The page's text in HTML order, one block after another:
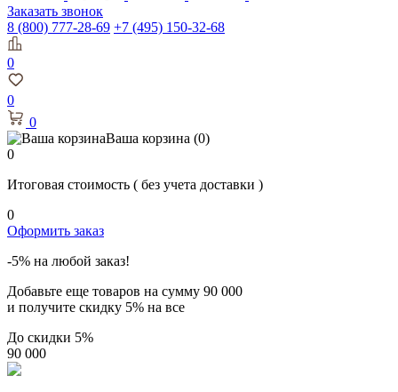
Заказать звонок
8 (800) 777-28-69 +7 (495) 150-32-68
0
0
0
Ваша корзина (0)
0
Итоговая стоимость ( без учета доставки )
0
Оформить заказ
-5% на любой заказ!
Добавьте еще товаров на сумму 90 000
и получите скидку 5% на все
До скидки 5%
90 000